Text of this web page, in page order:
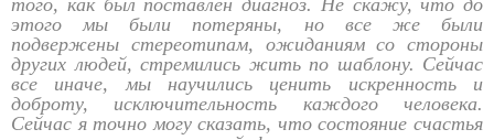
того, как был поставлен диагноз. Не скажу, что до
этого мы были потеряны, но все же были
подвержены стереотипам, ожиданиям со стороны
других людей, стремились жить по шаблону. Сейчас
все иначе, мы научились ценить искренность и
доброту, исключительность каждого человека.
Сейчас я точно могу сказать, что состояние счастья